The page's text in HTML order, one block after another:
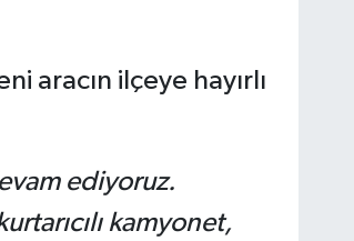
aracın ilçeye hayırlı
ediyoruz.
kamyonet,